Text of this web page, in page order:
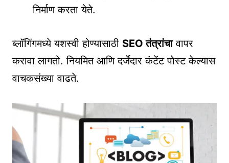
निर्माण करता येते.
ब्लॉगिंगमध्ये यशस्वी होण्यासाठी SEO तंत्रांचावापर
करावा लागतो. नियमित आणि दर्जेदार कंटेंट पोस्ट केल्यास
वाचकसंख्या वाढते.